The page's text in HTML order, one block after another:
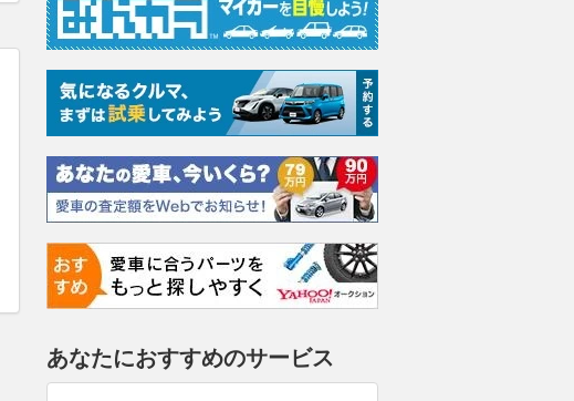
あなたにおすすめのサービス